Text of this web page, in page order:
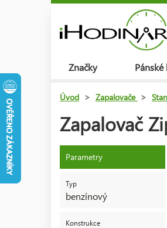
Značky
Úvod > Zapalovače >
Zapalovač
Parametry
Typ
benzínový
Konstrukce